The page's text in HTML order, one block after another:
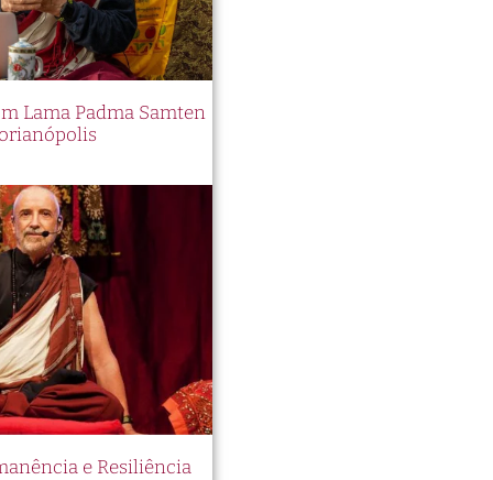
Lama Padma Samten
e Resiliência